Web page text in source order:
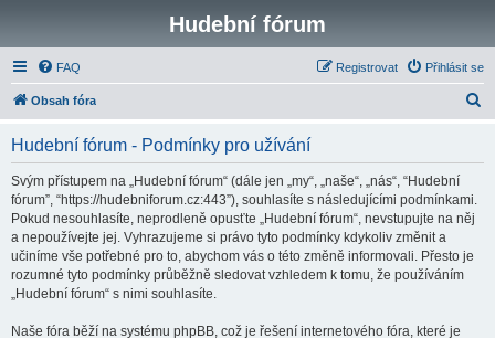
Hudební fórum
FAQ Přihlásit se
Registrovat
Obsah fóra
Hudební fórum - Podmínky pro užívání
Svým přístupem na „Hudební fórum“ (dále jen „my“, „naše“, „nás“, “Hudební
fórum”, “https://hudebniforum.cz:443”), souhlasíte s následujícími podmínkami.
Pokud nesouhlasíte, neprodleně opusťte „Hudební fórum“, nevstupujte na něj
a nepoužívejte jej. Vyhrazujeme si právo tyto podmínky kdykoliv změnit a
učiníme vše potřebné pro to, abychom vás o této změně informovali. Přesto je
rozumné tyto podmínky průběžně sledovat vzhledem k tomu, že používáním
„Hudební fórum“ s nimi souhlasíte.
Naše fóra běží na systému phpBB, což je řešení internetového fóra, které je